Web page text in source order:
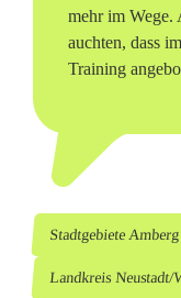
mehr im Wege.
auchten, dass
Training
Stadtgebiete Amberg
Landkreis Neustadt/